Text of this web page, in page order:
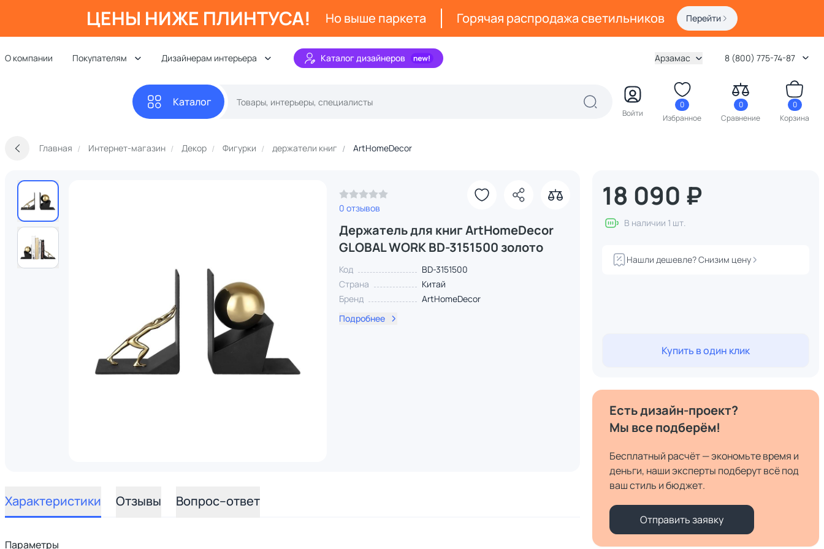
ЦЕНЫ НИЖЕ ПЛИНТУСА! Но выше паркета Горячая распродажа светильников Перейти
О компании Покупателям Дизайнерам интерьера Каталог дизайнеров Арзамас 8 (800) 775-74-87
Каталог
Войти
0
Избранное
0
Сравнение
0
Корзина
Главная Интернет-магазин Декор Фигурки держатели книг ArtHomeDecor
0 отзывов
Держатель для книг ArtHomeDecor
GLOBAL WORK BD-3151500 золото
Код
BD-3151500
Страна
Китай
Бренд
ArtHomeDecor
Подробнее
Характеристики Отзывы Вопрос–ответ
Параметры
18 090 ₽
В наличии 1 шт.
Нашли дешевле? Снизим цену
Купить в один клик
Есть дизайн-проект?
Мы все подберём!
Бесплатный расчёт — экономьте время и
деньги, наши эксперты подберут всё под
ваш стиль и бюджет.
Отправить заявку